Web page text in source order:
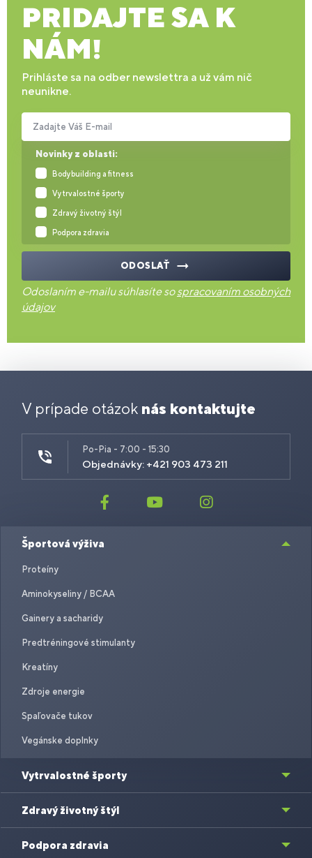
PRIDAJTE SA K
NÁM!
Prihláste sa na odber newslettra a už vám nič
neunikne.
Novinky z oblasti:
Bodybuilding a fitness
Vytrvalostné športy
Zdravý životný štýl
Podpora zdravia
Zadajte Váš E-mail
ODOSLAŤ
Odoslaním e-mailu súhlasíte sospracovaním osobných
údajov
V prípade otázok nás kontaktujte
Po-Pia - 7:00 - 15:30
Objednávky: +421 903 473 211
Športová výživa
Proteíny
Aminokyseliny / BCAA
Gainery a sacharidy
Predtréningové stimulanty
Kreatíny
Zdroje energie
Spaľovače tukov
Vegánske doplnky
Vytrvalostné športy
Zdravý životný štýl
Podpora zdravia